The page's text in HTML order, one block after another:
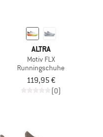
ALTRA
Motiv FLX
Runningschuhe
119,95 €
(0)